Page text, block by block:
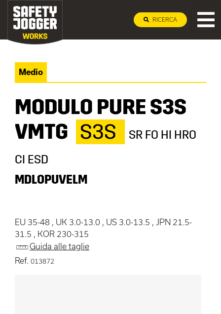
RICERCA
Medio
MODULO PURE S3S
VMTG S3S
SR FO HI HRO
CI ESD
MDLOPUVELM
EU 35-48 , UK 3.0-13.0 , US 3.0-13.5 , JPN 21.5-
31.5 , KOR 230-315
Guida alle taglie
Ref. 013872